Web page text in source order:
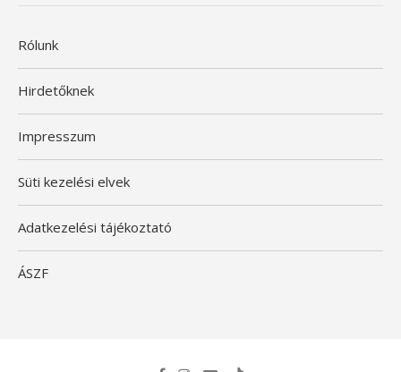
Rólunk
Hirdetőknek
Impresszum
Süti kezelési elvek
Adatkezelési tájékoztató
ÁSZF